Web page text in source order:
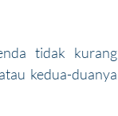
tidak kurang
kedua-duanya